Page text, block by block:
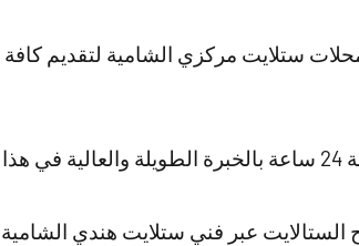
ستلايت مركزي الشامية لتقديم كافة
لدينا فني تصليح ستلايت خدمة 24 ساعة بالخبرة
الستالايت عبر فني ستلايت هندي الشامية